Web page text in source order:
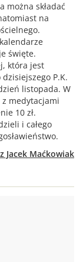
składać
na
święte.
która jest
P.K.
listopada. W
z medytacjami
10 zł.
i całego
Jacek Maćkowiak